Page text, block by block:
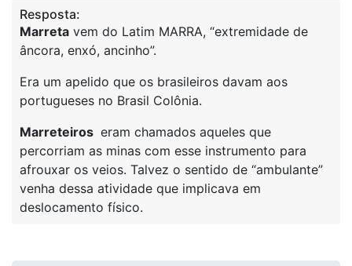
Resposta:
Marreta vem do Latim MARRA, “extremidade de
âncora, enxó, ancinho”.
Era um apelido que os brasileiros davam aos
portugueses no Brasil Colônia.
Marreteiros eram chamados aqueles que
percorriam as minas com esse instrumento para
afrouxar os veios. Talvez o sentido de “ambulante”
venha dessa atividade que implicava em
deslocamento físico.